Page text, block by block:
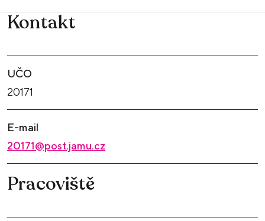
Kontakt
UČO
20171
E-mail
20171@post.jamu.cz
Pracoviště